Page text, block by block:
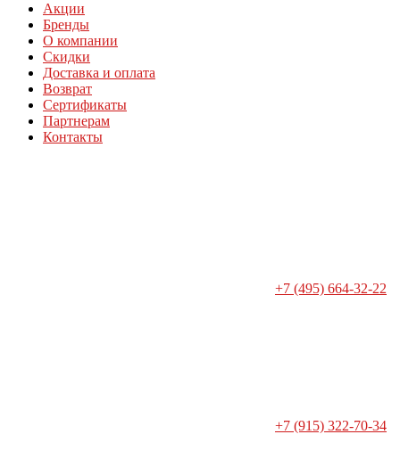
Акции
Бренды
О компании
Скидки
Доставка и оплата
Возврат
Сертификаты
Партнерам
Контакты
+7 (495) 664-32-22
+7 (915) 322-70-34